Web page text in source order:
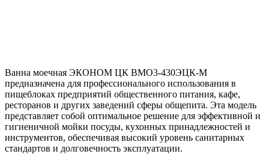
Ванна моечная ЭКОНОМ ЦК ВМО3-430ЭЦК-М
предназначена для профессионального использования в
пищеблоках предприятий общественного питания, кафе,
ресторанов и других заведений сферы общепита. Эта модель
представляет собой оптимальное решение для эффективной и
гигиеничной мойки посуды, кухонных принадлежностей и
инструментов, обеспечивая высокий уровень санитарных
стандартов и долговечность эксплуатации.